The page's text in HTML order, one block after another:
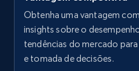
Walmart - products -
using specific category
Obtenha uma vantagem
insights sobre o
tendências do mercado
e tomada de decisões.